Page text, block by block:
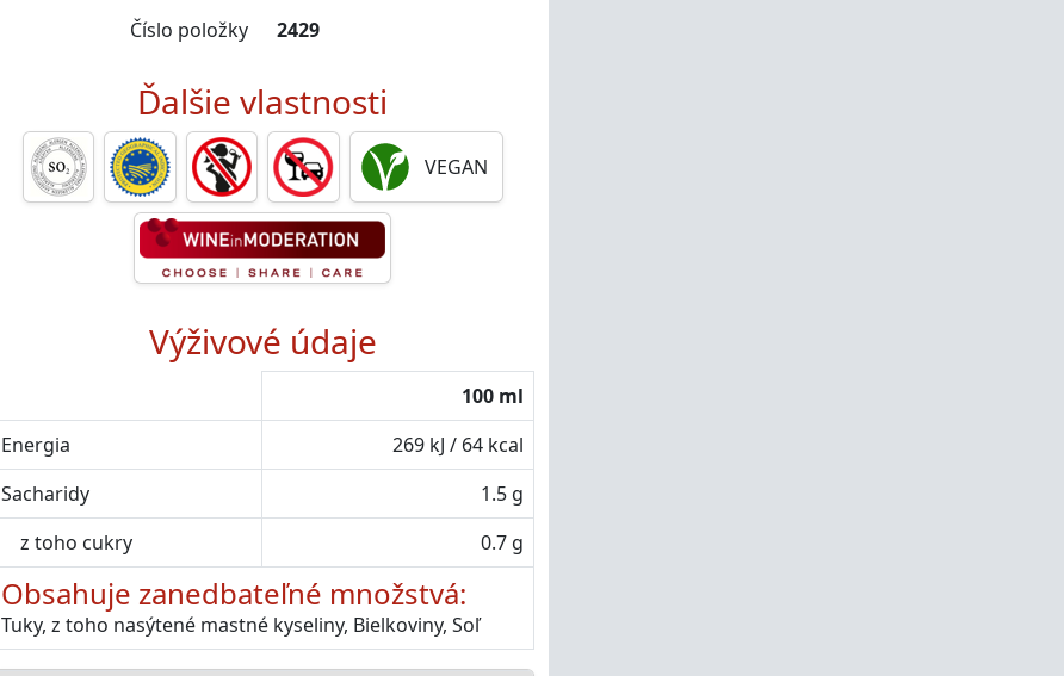
Číslo položky
2429
Ďalšie vlastnosti
VEGAN
Výživové údaje
100 ml
Energia
269 kJ / 64 kcal
Sacharidy
1.5 g
z toho cukry
0.7 g
Obsahuje zanedbateľné množstvá:
Tuky, z toho nasýtené mastné kyseliny, Bielkoviny, Soľ